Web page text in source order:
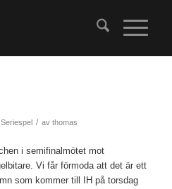
Seriespel / av thomas
i semifinalmötet mot
Vi får förmoda att det är ett
som kommer till IH på torsdag